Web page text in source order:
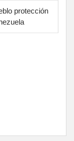
protección